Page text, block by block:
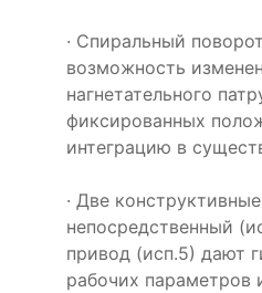
· Спиральный
возможность
нагнетательного
фиксированных
интеграцию в
· Две
непосредственный
привод (исп.5) дают
рабочих параметров